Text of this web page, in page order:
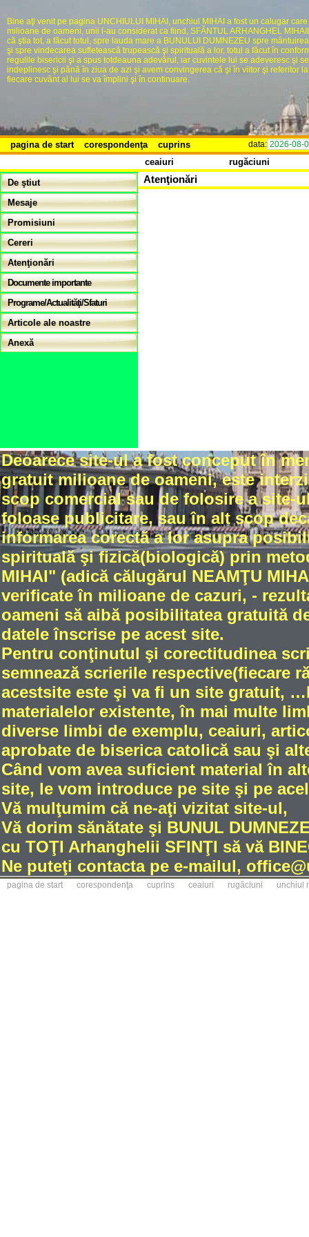
Bine aţi venit pe pagina UNCHIULUI MIHAI, unchiul MIHAI a fost un calugar
milioane de oameni, unii l-au considerat ca fiind, SFĂNTUL ARHANGHEL
că ştia tot, a făcut totul, spre lauda mare a BUNULUI DUMNEZEU spre
şi spre vindecarea sufletească trupească şi spirituală a lor, totul a făcut în
regulile bisericii şi a spus totdeauna adevărul, iar cuvintele lui se adeveresc şi se
indeplinesc şi pănă în ziua de azi şi avem convingerea că şi în viitor şi referitor
fiecare cuvânt al lui se va împlini şi în continuare.
pagina de start corespondenţa cuprins data: 2026-08-
ceaiuri
rugăciuni
De ştiut
Mesaje
Promisiuni
Cereri
Atenţionări
Documente importante
Programe/Actualităţi/Sfaturi
Articole ale noastre
Anexă
Atenţionări
Deoarece site-ul a fost conceput în
gratuit milioane de oameni, este
scop comercial sau de folosire a site-
foloase publicitare, sau în alt scop
informarea corectă a lor asupra
spirituală şi fizică(biologică) prin
MIHAI" (adică călugărul NEAMŢU
verificate în milioane de cazuri, -
oameni să aibă posibilitatea gratuită
datele înscrise pe acest site.
Pentru conţinutul şi corectitudinea
semnează scrierile respective(fiecare
acestsite este şi va fi un site gratuit,
materialelor existente, în mai multe
diverse limbi de exemplu, ceaiuri,
aprobate de biserica catolică sau şi
Când vom avea suficient material în
site, le vom introduce pe site şi pe
Vă mulţumim că ne-aţi vizitat site-ul,
Vă dorim sănătate şi BUNUL
cu TOŢI Arhanghelii SFINŢI să vă
Ne puteţi contacta pe e-mailul,
pagina de start corespondenţa cuprins ceaiuri rugăciuni unchiul